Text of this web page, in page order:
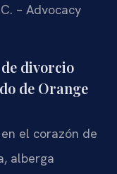
– Advocacy
divorcio
de Orange
el corazón de
alberga